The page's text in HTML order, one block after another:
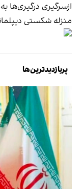
ازسرگیری درگیری‌ها
منزله شکستی
پربازدیدترین‌ها